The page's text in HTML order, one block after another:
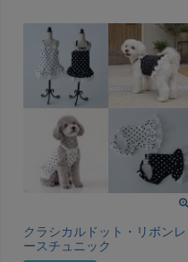
クラシカルドット・リボンレ
ースチュニック